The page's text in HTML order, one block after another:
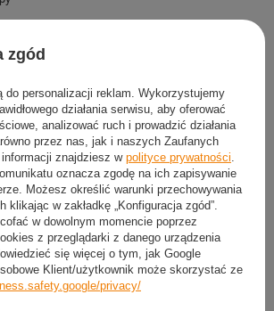
KUPUJĄC WIĘCEJ
2 szt. Treningowe Przenośne Z
zgód
do personalizacji reklam. Wykorzystujemy
działania serwisu, aby oferować
analizować ruch i prowadzić działania
przez nas, jak i naszych Zaufanych
znajdziesz w polityce prywatności
oznacza zgodę na ich zapisywanie
Możesz określić warunki przechowywania
klikając w zakładkę „Konfiguracja zgód”.
w dowolnym momencie poprzez
z przeglądarki z danego urządzenia
się więcej o tym, jak Google
Klient/użytkownik może skorzystać ze
privacy/